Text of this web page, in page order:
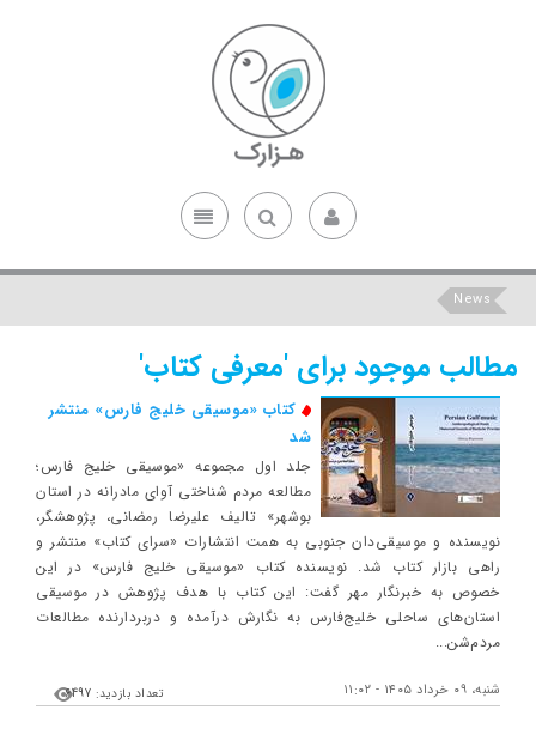
News
مطالب موجود برای 'معرفی کتاب'
کتاب «موسیقی خلیج فارس» منتشر
شد
جلد اول مجموعه «موسیقی خلیج فارس؛
مطالعه مردم شناختی آوای مادرانه در استان
بوشهر» تالیف علیرضا رمضانی، پژوهشگر،
نویسنده و موسیقی‌دان جنوبی به همت انتشارات «سرای کتاب» منتشر و
راهی بازار کتاب شد. نویسنده کتاب «موسیقی خلیج فارس» در این
خصوص به خبرنگار مهر گفت: این کتاب با هدف پژوهش در موسیقی
استان‌های ساحلی خلیج‌فارس به نگارش درآمده و دربردارنده مطالعات
مردم‌شن...
شنبه، ۰۹ خرداد ۱۴۰۵ - ۱۱:۰۲ تعداد بازدید: 6497